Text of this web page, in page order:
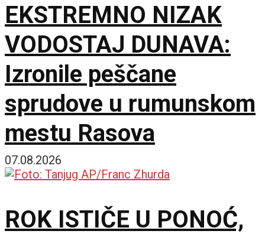
EKSTREMNO NIZAK
VODOSTAJ DUNAVA:
Izronile peščane
sprudove u rumunskom
mestu Rasova
07.08.2026
ROK ISTIČE U PONOĆ,